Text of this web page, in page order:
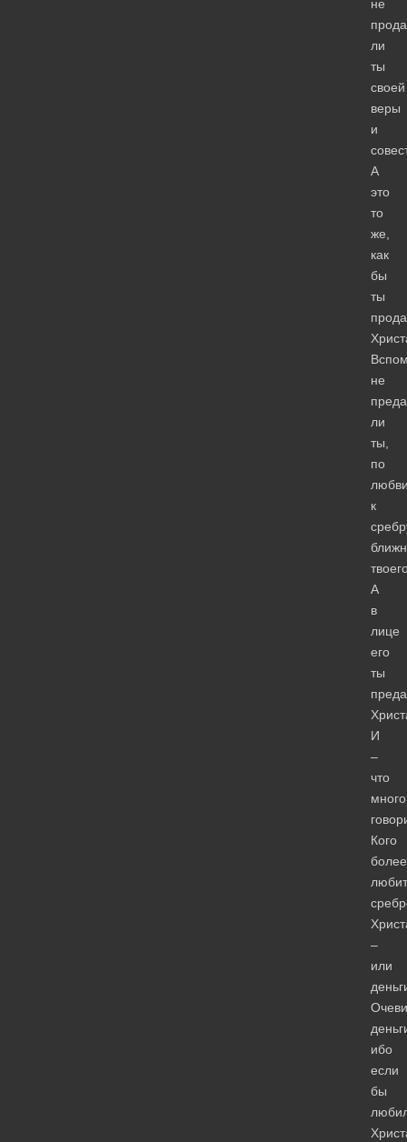
не
ли
ты
своей
веры
и
А
это
то
же,
как
бы
ты
не
ли
ты,
по
к
А
в
лице
его
ты
И
–
что
много
Кого
более
любит
–
или
ибо
если
бы